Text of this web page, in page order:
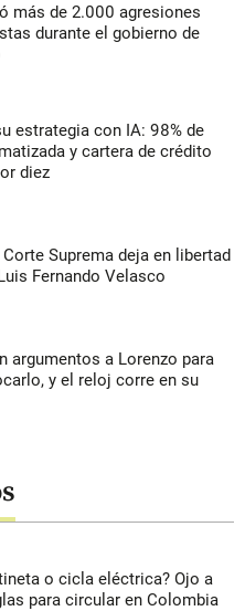
más de 2.000 agresiones
durante el gobierno de
estrategia con IA: 98% de
y cartera de crédito
diez
Corte Suprema deja en libertad
Fernando Velasco
argumentos a Lorenzo para
y el reloj corre en su
o cicla eléctrica? Ojo a
para circular en Colombia